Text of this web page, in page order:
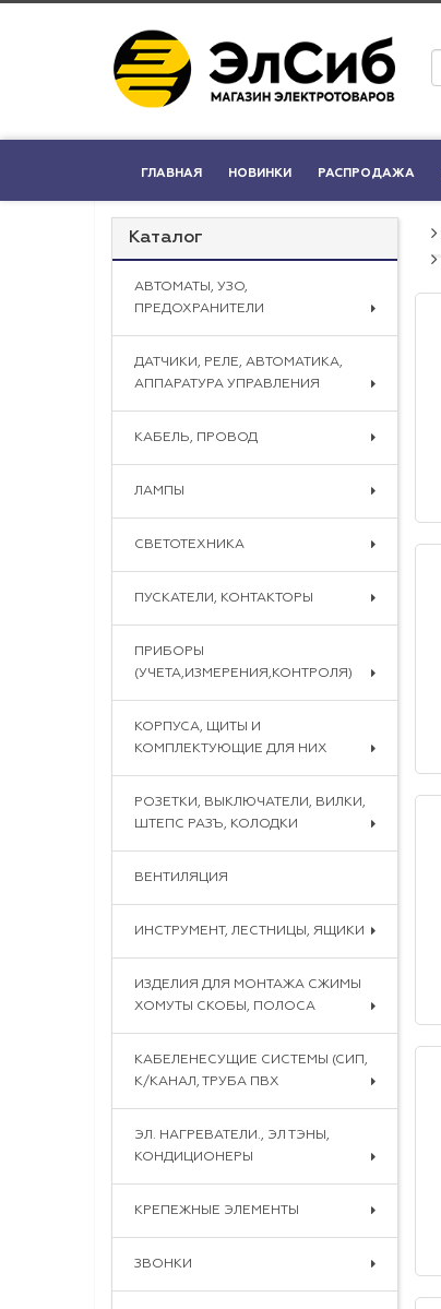
ГЛАВНАЯ НОВИНКИ РАСПРОДАЖА
Каталог
АВТОМАТЫ, УЗО,
ПРЕДОХРАНИТЕЛИ
ДАТЧИКИ, РЕЛЕ, АВТОМАТИКА,
АППАРАТУРА УПРАВЛЕНИЯ
КАБЕЛЬ, ПРОВОД
ЛАМПЫ
СВЕТОТЕХНИКА
ПУСКАТЕЛИ, КОНТАКТОРЫ
ПРИБОРЫ
(УЧЕТА,ИЗМЕРЕНИЯ,КОНТРОЛЯ)
КОРПУСА, ЩИТЫ И
КОМПЛЕКТУЮЩИЕ ДЛЯ НИХ
РОЗЕТКИ, ВЫКЛЮЧАТЕЛИ, ВИЛКИ,
ШТЕПС РАЗЪ, КОЛОДКИ
ВЕНТИЛЯЦИЯ
ИНСТРУМЕНТ, ЛЕСТНИЦЫ, ЯЩИКИ
ИЗДЕЛИЯ ДЛЯ МОНТАЖА СЖИМЫ
ХОМУТЫ СКОБЫ, ПОЛОСА
КАБЕЛЕНЕСУЩИЕ СИСТЕМЫ (СИП,
К/КАНАЛ, ТРУБА ПВХ
ЭЛ. НАГРЕВАТЕЛИ., ЭЛ ТЭНЫ,
КОНДИЦИОНЕРЫ
КРЕПЕЖНЫЕ ЭЛЕМЕНТЫ
ЗВОНКИ